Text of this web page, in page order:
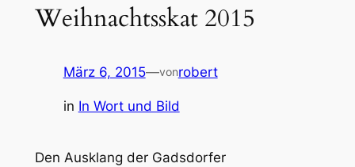
Weihnachtsskat 2015
März 6, 2015—vonrobert
in In Wort und Bild
Den Ausklang der Gadsdorfer